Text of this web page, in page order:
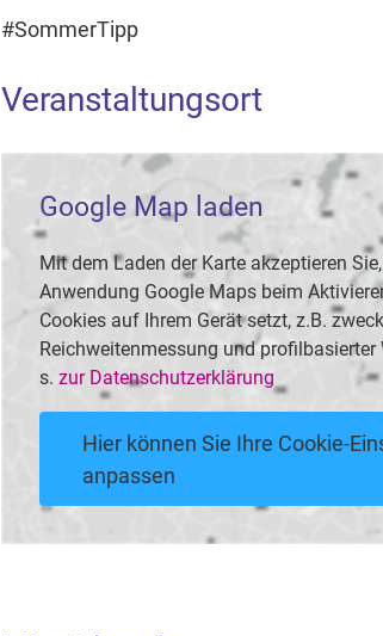
#SommerTipp
Veranstaltungsort
Google Map laden
Mit dem Laden der Karte akzeptieren
Anwendung Google Maps beim
Cookies auf Ihrem Gerät setzt, z.B.
Reichweitenmessung und profilbasierter
s. zur Datenschutzerklärung
Hier können Sie Ihre Cookie-
anpassen